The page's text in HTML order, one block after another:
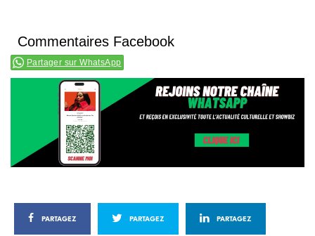
Commentaires Facebook
Partager sur WhatsApp
PARTAGEZ PARTAGEZ PARTAGEZ